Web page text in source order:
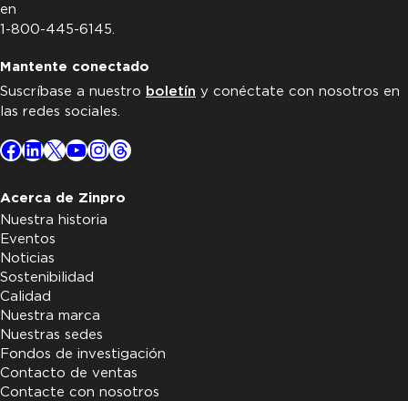
en
1-800-445-6145.
Mantente conectado
Suscríbase a nuestro boletín y conéctate con nosotros en
las redes sociales.
Facebook
LinkedIn
X YouTube
Instagram
Threads
Acerca de Zinpro
Nuestra historia
Eventos
Noticias
Sostenibilidad
Calidad
Nuestra marca
Nuestras sedes
Fondos de investigación
Contacto de ventas
Contacte con nosotros